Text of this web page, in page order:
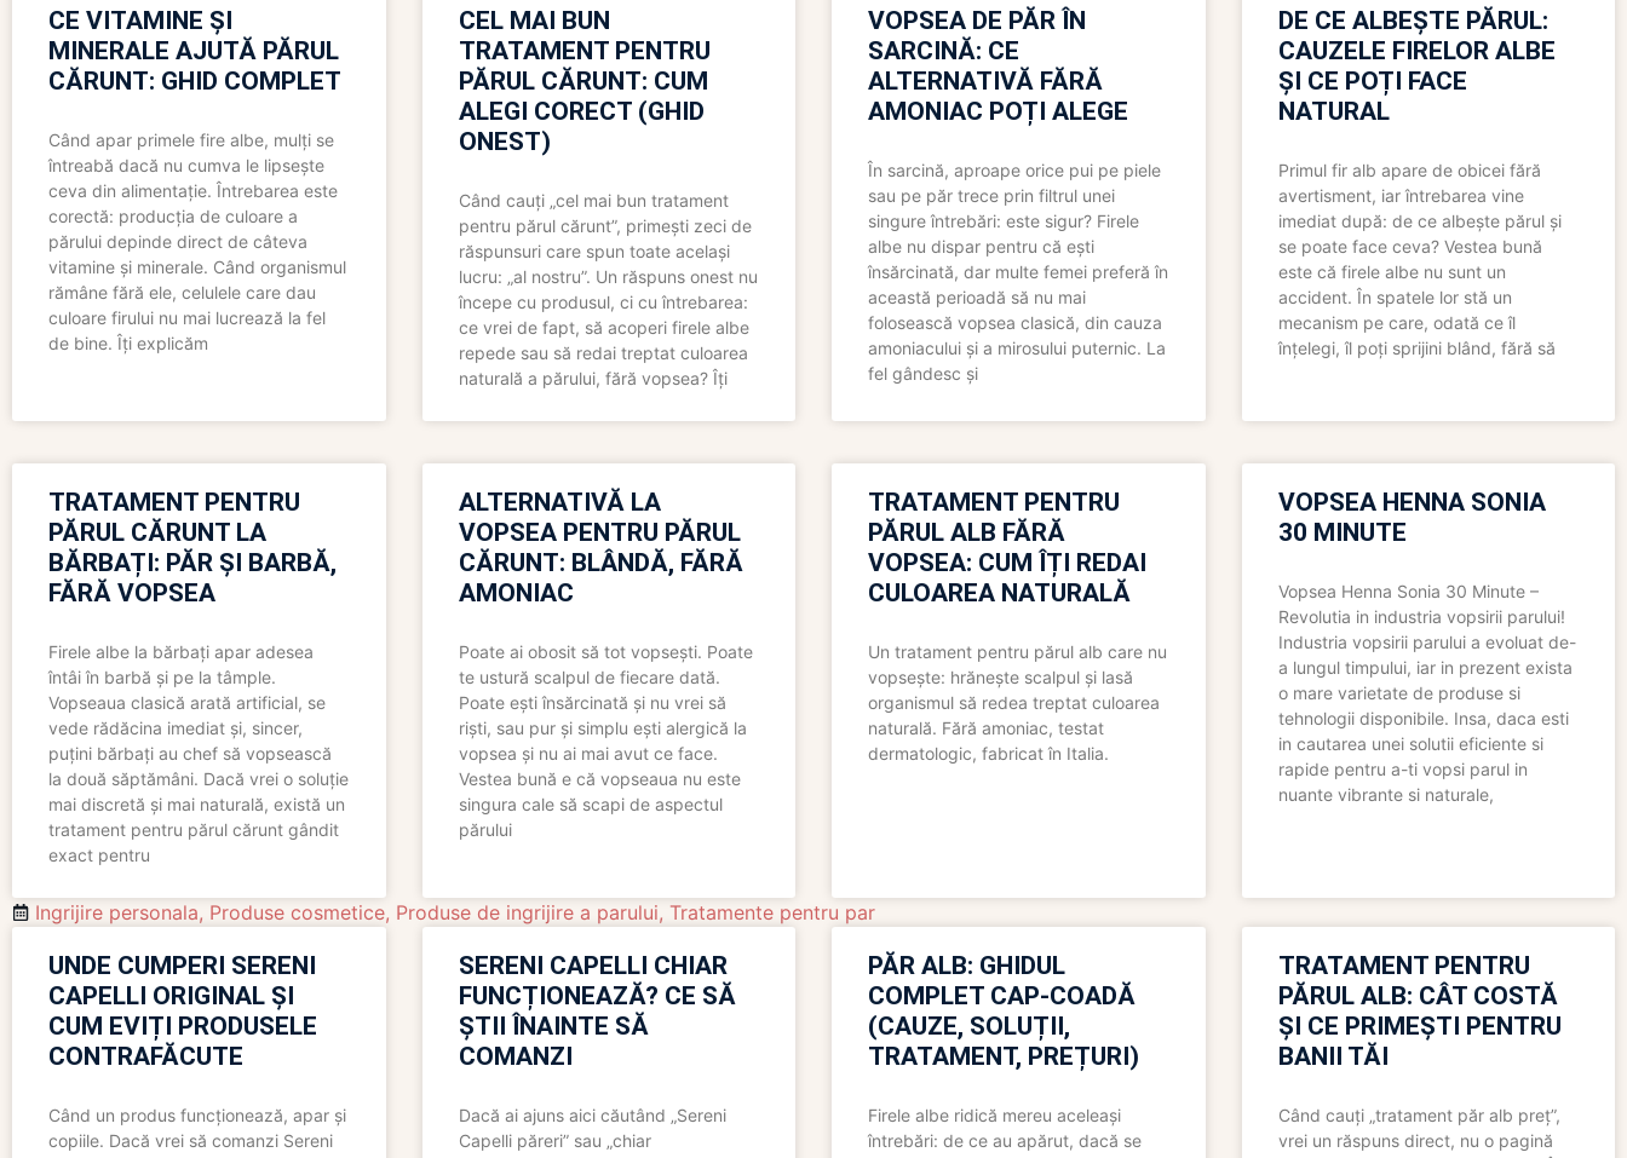
CE VITAMINE ȘI
MINERALE AJUTĂ PĂRUL
CĂRUNT: GHID COMPLET
Când apar primele fire albe, mulți se
întreabă dacă nu cumva le lipsește
ceva din alimentație. Întrebarea este
corectă: producția de culoare a
părului depinde direct de câteva
vitamine și minerale. Când organismul
rămâne fără ele, celulele care dau
culoare firului nu mai lucrează la fel
de bine. Îți explicăm
CEL MAI BUN
TRATAMENT PENTRU
PĂRUL CĂRUNT: CUM
ALEGI CORECT (GHID
ONEST)
Când cauți „cel mai bun tratament
pentru părul cărunt”, primești zeci de
răspunsuri care spun toate același
lucru: „al nostru”. Un răspuns onest nu
începe cu produsul, ci cu întrebarea:
ce vrei de fapt, să acoperi firele albe
repede sau să redai treptat culoarea
naturală a părului, fără vopsea? Îți
VOPSEA DE PĂR ÎN
SARCINĂ: CE
ALTERNATIVĂ FĂRĂ
AMONIAC POȚI ALEGE
În sarcină, aproape orice pui pe piele
sau pe păr trece prin filtrul unei
singure întrebări: este sigur? Firele
albe nu dispar pentru că ești
însărcinată, dar multe femei preferă în
această perioadă să nu mai
folosească vopsea clasică, din cauza
amoniacului și a mirosului puternic. La
fel gândesc și
DE CE ALBEȘTE PĂRUL:
CAUZELE FIRELOR ALBE
ȘI CE POȚI FACE
NATURAL
Primul fir alb apare de obicei fără
avertisment, iar întrebarea vine
imediat după: de ce albește părul și
se poate face ceva? Vestea bună
este că firele albe nu sunt un
accident. În spatele lor stă un
mecanism pe care, odată ce îl
înțelegi, îl poți sprijini blând, fără să
TRATAMENT PENTRU
PĂRUL CĂRUNT LA
BĂRBAȚI: PĂR ȘI BARBĂ,
FĂRĂ VOPSEA
Firele albe la bărbați apar adesea
întâi în barbă și pe la tâmple.
Vopseaua clasică arată artificial, se
vede rădăcina imediat și, sincer,
puțini bărbați au chef să vopsească
la două săptămâni. Dacă vrei o soluție
mai discretă și mai naturală, există un
tratament pentru părul cărunt gândit
exact pentru
ALTERNATIVĂ LA
VOPSEA PENTRU PĂRUL
CĂRUNT: BLÂNDĂ, FĂRĂ
AMONIAC
Poate ai obosit să tot vopsești. Poate
te ustură scalpul de fiecare dată.
Poate ești însărcinată și nu vrei să
riști, sau pur și simplu ești alergică la
vopsea și nu ai mai avut ce face.
Vestea bună e că vopseaua nu este
singura cale să scapi de aspectul
părului
TRATAMENT PENTRU
PĂRUL ALB FĂRĂ
VOPSEA: CUM ÎȚI REDAI
CULOAREA NATURALĂ
Un tratament pentru părul alb care nu
vopsește: hrănește scalpul și lasă
organismul să redea treptat culoarea
naturală. Fără amoniac, testat
dermatologic, fabricat în Italia.
VOPSEA HENNA SONIA
30 MINUTE
Vopsea Henna Sonia 30 Minute –
Revolutia in industria vopsirii parului!
Industria vopsirii parului a evoluat de-
a lungul timpului, iar in prezent exista
o mare varietate de produse si
tehnologii disponibile. Insa, daca esti
in cautarea unei solutii eficiente si
rapide pentru a-ti vopsi parul in
nuante vibrante si naturale,
Ingrijire personala, Produse cosmetice, Produse de ingrijire a parului, Tratamente pentru par
UNDE CUMPERI SERENI
CAPELLI ORIGINAL ȘI
CUM EVIȚI PRODUSELE
CONTRAFĂCUTE
Când un produs funcționează, apar și
copiile. Dacă vrei să comanzi Sereni
SERENI CAPELLI CHIAR
FUNCȚIONEAZĂ? CE SĂ
ȘTII ÎNAINTE SĂ
COMANZI
Dacă ai ajuns aici căutând „Sereni
Capelli păreri” sau „chiar
PĂR ALB: GHIDUL
COMPLET CAP-COADĂ
(CAUZE, SOLUȚII,
TRATAMENT, PREȚURI)
Firele albe ridică mereu aceleași
întrebări: de ce au apărut, dacă se
TRATAMENT PENTRU
PĂRUL ALB: CÂT COSTĂ
ȘI CE PRIMEȘTI PENTRU
BANII TĂI
Când cauți „tratament păr alb preț”,
vrei un răspuns direct, nu o pagină